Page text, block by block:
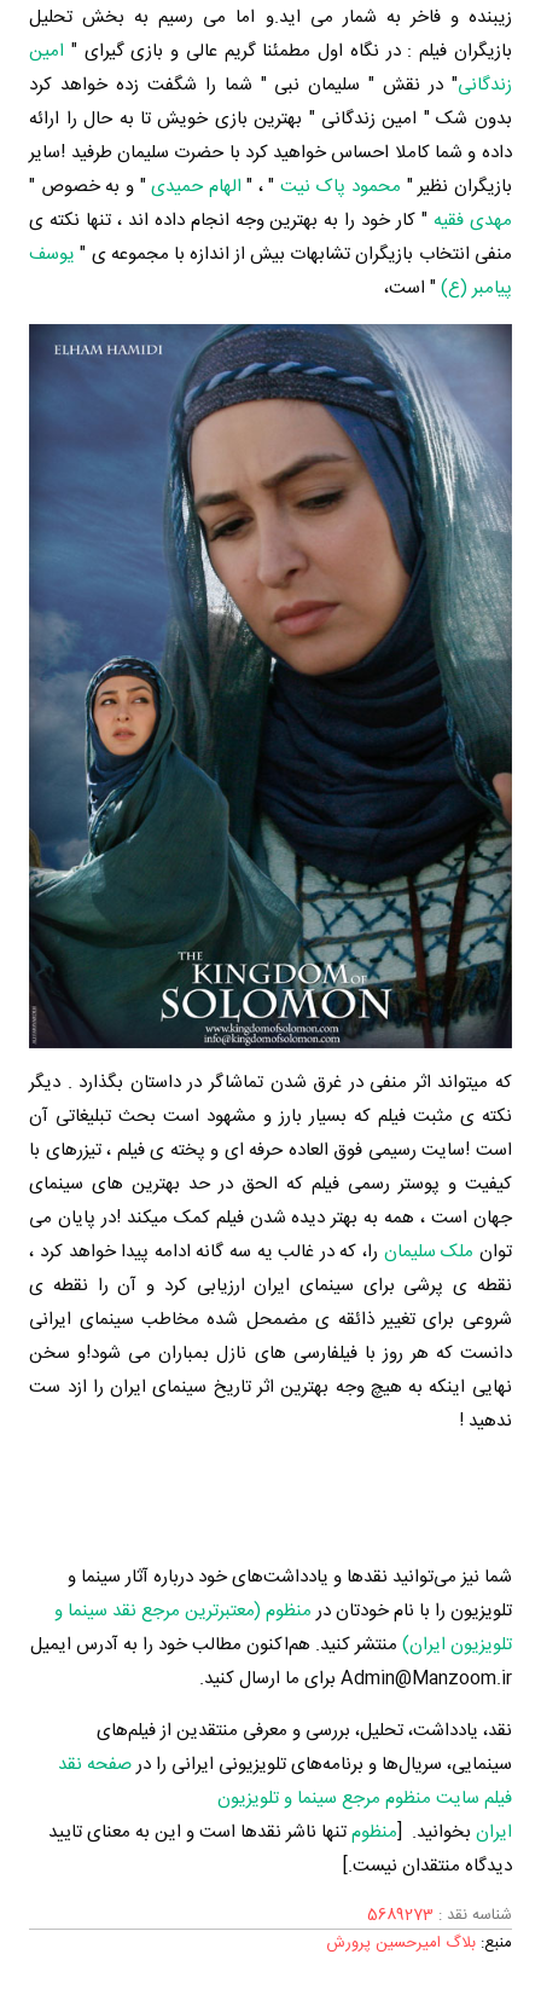
زیبنده و فاخر به شمار می اید.و اما می رسیم به بخش تحلیل
بازیگران فیلم : در نگاه اول مطمئنا گریم عالی و بازی گیرای " امین
زندگانی" در نقش " سلیمان نبی " شما را شگفت زده خواهد کرد
بدون شک " امین زندگانی " بهترین بازی خویش تا به حال را ارائه
داده و شما کاملا احساس خواهید کرد با حضرت سلیمان طرفید !سایر
بازیگران نظیر " محمود پاک نیت " ، " الهام حمیدی" و به خصوص "
مهدی فقیه " کار خود را به بهترین وجه انجام داده اند ، تنها نکته ی
منفی انتخاب بازیگران تشابهات بیش از اندازه با مجموعه ی " یوسف
پیامبر (ع)" است،
که میتواند اثر منفی در غرق شدن تماشاگر در داستان بگذارد . دیگر
نکته ی مثبت فیلم که بسیار بارز و مشهود است بحث تبلیغاتی آن
است !سایت رسیمی فوق العاده حرفه ای و پخته ی فیلم ، تیزرهای با
کیفیت و پوستر رسمی فیلم که الحق در حد بهترین های سینمای
جهان است ، همه به بهتر دیده شدن فیلم کمک میکند !در پایان می
توان ملک سلیمان را، که در غالب یه سه گانه ادامه پیدا خواهد کرد ،
نقطه ی پرشی برای سینمای ایران ارزیابی کرد و آن را نقطه ی
شروعی برای تغییر ذائقه ی مضمحل شده مخاطب سینمای ایرانی
دانست که هر روز با فیلفارسی های نازل بمباران می شود!و سخن
نهایی اینکه به هیچ وجه بهترین اثر تاریخ سینمای ایران را ازد ست
ندهید !
شما نیز می‌توانید نقدها و یادداشت‌های خود درباره آثار سینما و
تلویزیون را با نام خودتان درمنظوم (معتبرترین مرجع نقد سینما و
تلویزیون ایران) منتشر کنید. هم‌اکنون مطالب خود را به آدرس ایمیل
Admin@Manzoom.ir برای ما ارسال کنید.
نقد، یادداشت، تحلیل، بررسی و معرفی منتقدین از فیلم‌های
سینمایی، سریال‌ها و برنامه‌های تلویزیونی ایرانی را درصفحه نقد
فیلم سایت منظوم مرجع سینما و تلویزیون
ایران بخوانید. [منظومتنها ناشر نقدها است و این به معنای تایید
دیدگاه منتقدان نیست.]
شناسه نقد : 5689273
منبع:بلاگ امیرحسین پرورش